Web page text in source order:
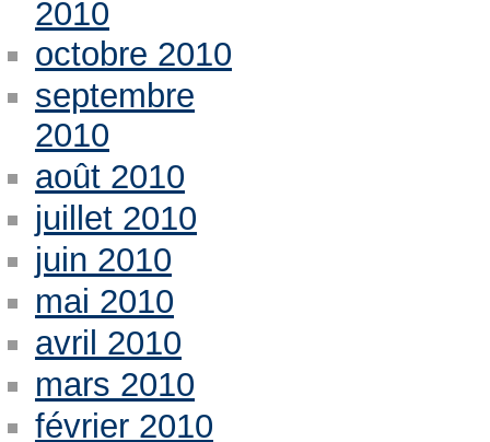
2010
octobre 2010
septembre
2010
août 2010
juillet 2010
juin 2010
mai 2010
avril 2010
mars 2010
février 2010